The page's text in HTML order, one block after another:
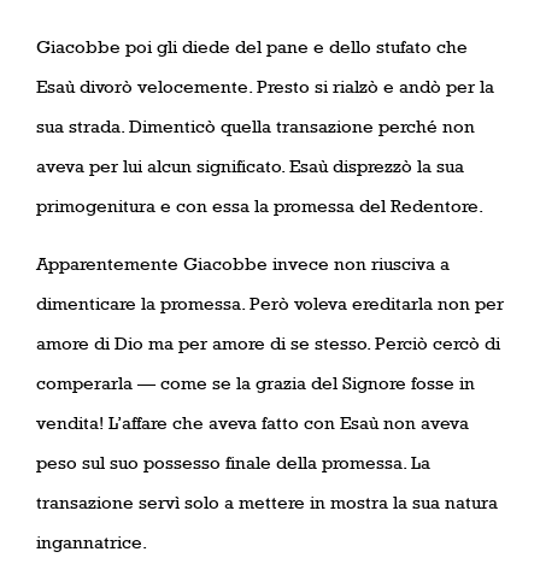
Giacobbe poi gli diede del pane e dello stufato che
Esaù divorò velocemente. Presto si rialzò e andò per la
sua strada. Dimenticò quella transazione perché non
aveva per lui alcun significato. Esaù disprezzò la sua
primogenitura e con essa la promessa del Redentore.
Apparentemente Giacobbe invece non riusciva a
dimenticare la promessa. Però voleva ereditarla non per
amore di Dio ma per amore di se stesso. Perciò cercò di
comperarla — come se la grazia del Signore fosse in
vendita! L’affare che aveva fatto con Esaù non aveva
peso sul suo possesso finale della promessa. La
transazione servì solo a mettere in mostra la sua natura
ingannatrice.